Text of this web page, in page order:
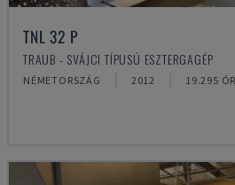
TNL 32 P
TRAUB - SVÁJCI TÍPUSÚ ESZTERGAGÉP
NÉMETORSZÁG 2012 19.295